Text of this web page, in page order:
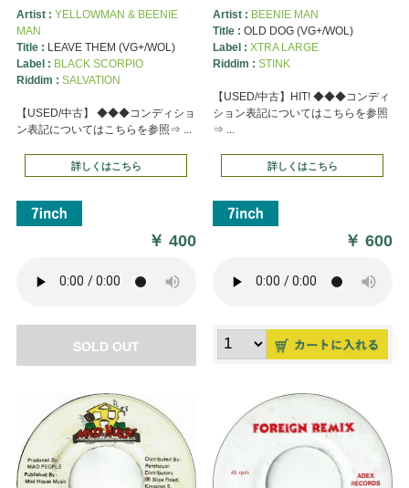
Artist : YELLOWMAN & BEENIE
MAN
Title : LEAVE THEM (VG+/WOL)
Label : BLACK SCORPIO
Riddim : SALVATION
【USED/中古】 ◆◆◆コンディショ
ン表記についてはこちらを参照⇒ ...
詳しくはこちら
￥400
SOLD OUT
Artist : BEENIE MAN
Title : OLD DOG (VG+/WOL)
Label : XTRA LARGE
Riddim : STINK
【USED/中古】HIT! ◆◆◆コンディ
ション表記についてはこちらを参照
⇒ ...
詳しくはこちら
￥600